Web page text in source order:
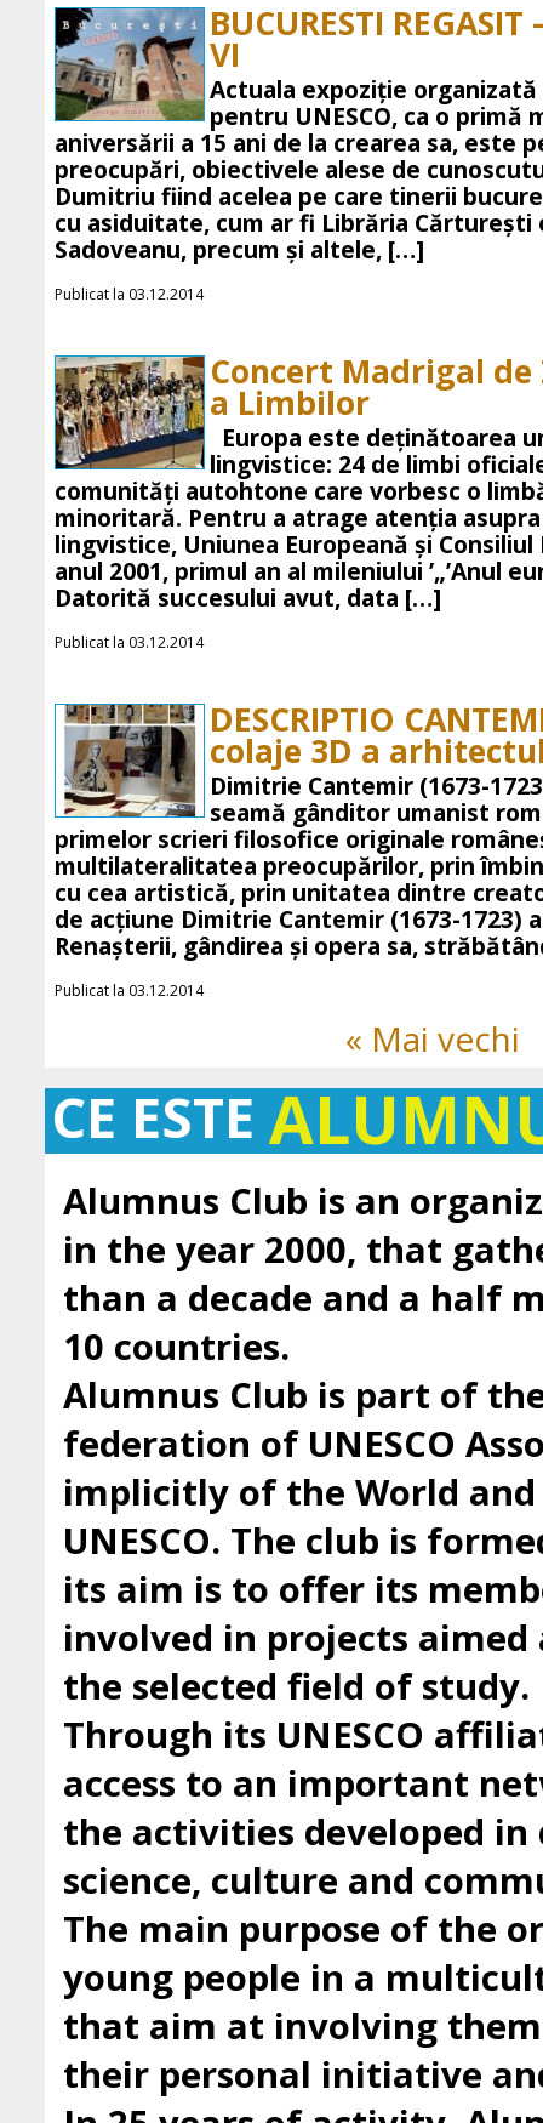
BUCURESTI
VI
Actuala expoziţie organizată
pentru UNESCO, ca o
aniversării a 15 ani de la crearea sa, este
preocupări, obiectivele alese de
Dumitriu fiind acelea pe care tinerii
cu asiduitate, cum ar fi Librăria Cărtureşti
Sadoveanu, precum şi altele, […]
Publicat la 03.12.2014
Concert Madrigal de
a Limbilor
Europa este deţinătoarea
lingvistice: 24 de limbi
comunităţi autohtone care vorbesc o
minoritară. Pentru a atrage atenţia
lingvistice, Uniunea Europeană şi
anul 2001, primul an al mileniului ’„’Anul
Datorită succesului avut, data […]
Publicat la 03.12.2014
DESCRIPTIO
colaje 3D a
Dimitrie Cantemir (1673-
seamă gânditor umanist
primelor scrieri filosofice originale
multilateralitatea preocupărilor, prin
cu cea artistică, prin unitatea dintre
de acţiune Dimitrie Cantemir (1673-
Renaşterii, gândirea şi opera sa,
Publicat la 03.12.2014
« Mai vechi
CE ESTE
Alumnus Club is an
in the year 2000, that
than a decade and a half
10 countries.
Alumnus Club is part of
federation of UNESCO
implicitly of the World
UNESCO. The club is
its aim is to offer its
involved in projects
the selected field of study.
Through its UNESCO
access to an important
the activities developed in
science, culture and
The main purpose of the
young people in a
that aim at involving
their personal initiative